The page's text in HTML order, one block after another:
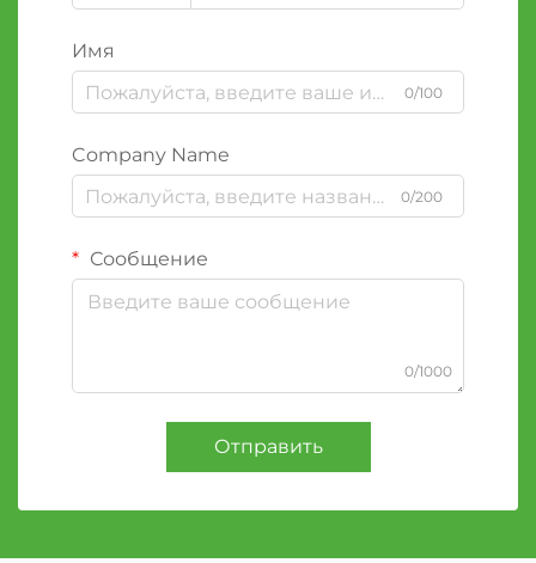
Имя
0/100
Company Name
0/200
Сообщение
0/1000
Отправить